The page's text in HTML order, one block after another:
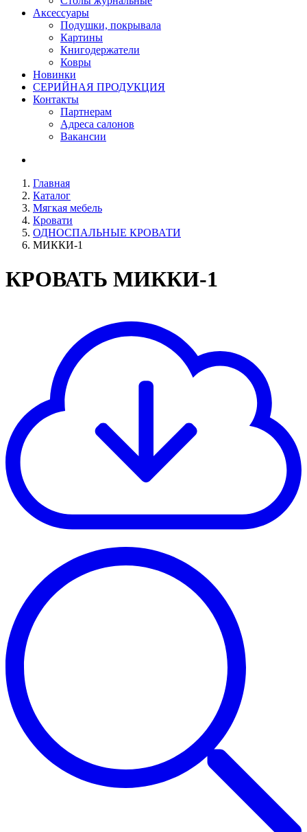
Аксессуары
Подушки, покрывала
Картины
Книгодержатели
Ковры
Новинки
СЕРИЙНАЯ ПРОДУКЦИЯ
Контакты
Партнерам
Адреса салонов
Вакансии
Главная
Каталог
Мягкая мебель
Кровати
ОДНОСПАЛЬНЫЕ КРОВАТИ
МИККИ-1
КРОВАТЬ МИККИ-1